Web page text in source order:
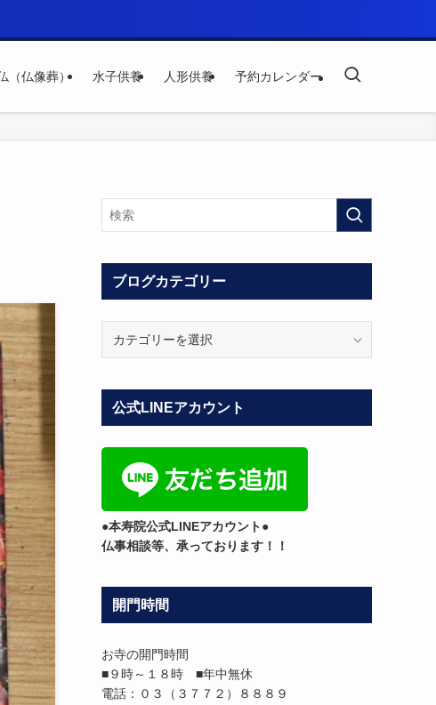
（仏像葬） 水子供養 人形供養 予約カレンダー
ブログカテゴリー
カ
テ
ゴ
リ
公式LINEアカウント
●本寿院公式LINEアカウント●
仏事相談等、承っております！！
開門時間
お寺の開門時間
■９時～１８時 ■年中無休
電話：０３（３７７２）８８８９